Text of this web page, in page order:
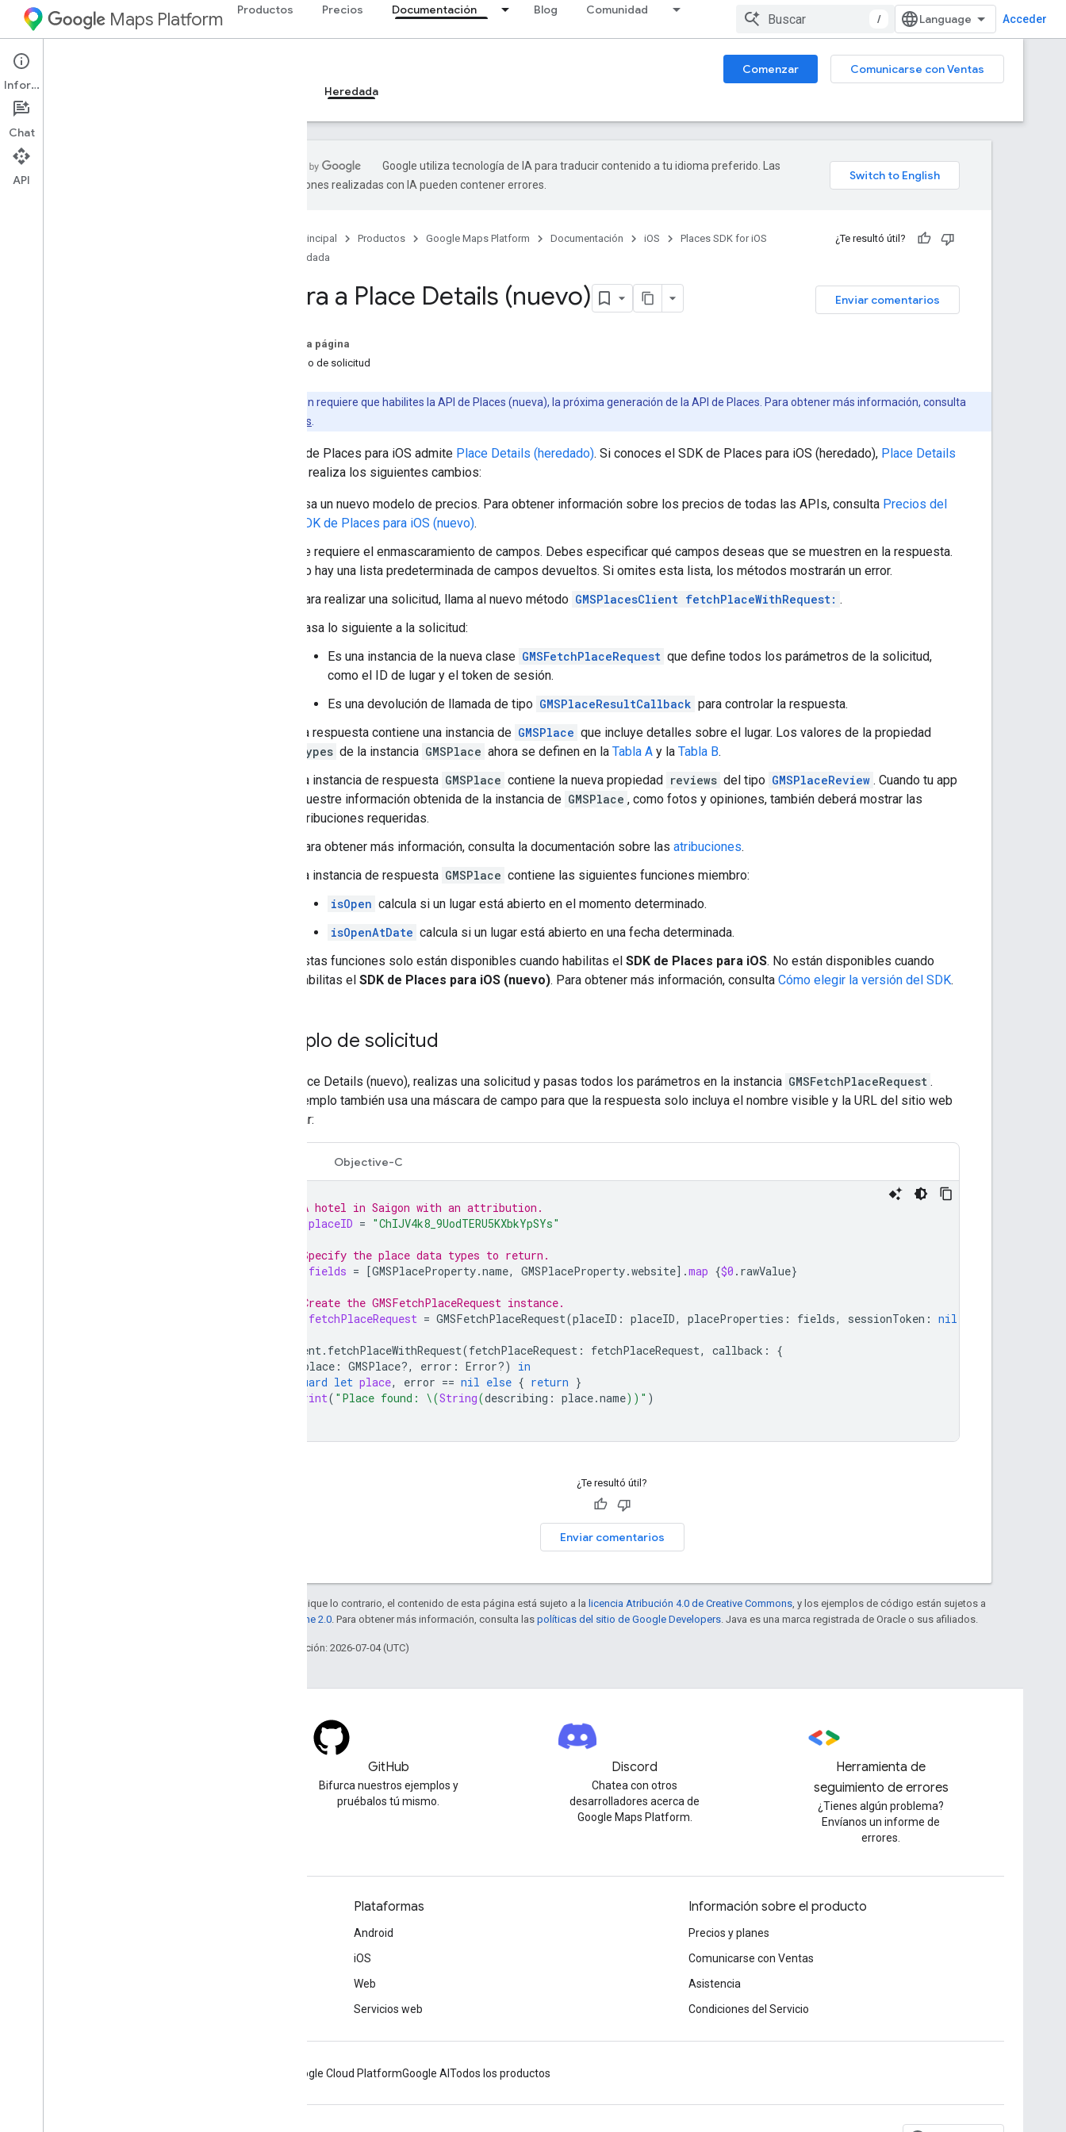
Maps Platform Productos Precios Documentación Blog Comunidad
/ Acceder
iOS Comenzar
Comunicarse con Ventas
Guías
Heredada
Google utiliza tecnología de IA para traducir contenido a tu idioma preferido. Las
traducciones realizadas con IA pueden contener errores.
Página principal Productos Google Maps Platform Documentación iOS
Places SDK for iOS
Heredada
¿Te resultó útil?
Enviar comentarios
Migra a Place Details (nuevo)
En esta página
Ejemplo de solicitud
Esta función requiere que habilites la API de Places (nueva), la próxima generación de la API de Places. Para obtener más información, consulta
Habilita las APIs
El SDK de Places para iOS admite Place Details (heredado). Si conoces el SDK de Places para iOS (heredado), Place Details
realiza los siguientes cambios:
Usa un nuevo modelo de precios. Para obtener información sobre los precios de todas las APIs, consulta Precios del
SDK de Places para iOS (nuevo).
Se requiere el enmascaramiento de campos. Debes especificar qué campos deseas que se muestren en la respuesta.
No hay una lista predeterminada de campos devueltos. Si omites esta lista, los métodos mostrarán un error.
Para realizar una solicitud, llama al nuevo método GMSPlacesClient fetchPlaceWithRequest: .
Pasa lo siguiente a la solicitud:
Es una instancia de la nueva clase GMSFetchPlaceRequest que define todos los parámetros de la solicitud,
como el ID de lugar y el token de sesión.
Es una devolución de llamada de tipo GMSPlaceResultCallback para controlar la respuesta.
La respuesta contiene una instancia de GMSPlace que incluye detalles sobre el lugar. Los valores de la propiedad
types de la instancia GMSPlace ahora se definen en la Tabla A y la Tabla B.
La instancia de respuesta GMSPlace contiene la nueva propiedad reviews del tipo GMSPlaceReview . Cuando tu app
muestre información obtenida de la instancia de GMSPlace , como fotos y opiniones, también deberá mostrar las
atribuciones requeridas.
Para obtener más información, consulta la documentación sobre las atribuciones.
La instancia de respuesta GMSPlace contiene las siguientes funciones miembro:
isOpen calcula si un lugar está abierto en el momento determinado.
isOpenAtDate calcula si un lugar está abierto en una fecha determinada.
Estas funciones solo están disponibles cuando habilitas el SDK de Places para iOS. No están disponibles cuando
habilitas el SDK de Places para iOS (nuevo). Para obtener más información, consulta Cómo elegir la versión del SDK.
Ejemplo de solicitud
Con Place Details (nuevo), realizas una solicitud y pasas todos los parámetros en la instancia GMSFetchPlaceRequest .
Este ejemplo también usa una máscara de campo para que la respuesta solo incluya el nombre visible y la URL del sitio web
del lugar:
Objective-C
// A hotel in Saigon with an attribution.
placeID = "ChIJV4k8_9UodTERU5KXbkYpSYs"
// Specify the place data types to return.
fields = [GMSPlaceProperty.name, GMSPlaceProperty.website].map {$0 . rawValue}
// Create the GMSFetchPlaceRequest instance.
fetchPlaceRequest = GMSFetchPlaceRequest(placeID : placeID, placeProperties : fields, sessionToken : nil
client. fetchPlaceWithRequest(fetchPlaceRequest : fetchPlaceRequest, callback :
{
place : GMSPlace?, error : Error?)
in
guard let place, error == nil else { return }
print( "Place found: \(String(describing : place.name)) " )
¿Te resultó útil?
Enviar comentarios
Salvo que se indique lo contrario, el contenido de esta página está sujeto a la licencia Atribución 4.0 de Creative Commons , y los ejemplos de código están sujetos a
licencia Apache 2.0 . Para obtener más información, consulta las políticas del sitio de Google Developers . Java es una marca registrada de Oracle o sus afiliados.
Última actualización: 2026-07-04 (UTC)
GitHub
Bifurca nuestros ejemplos y
pruébalos tú mismo.
Discord
Chatea con otros
desarrolladores acerca de
Google Maps Platform.
Herramienta de
seguimiento de errores
¿Tienes algún problema?
Envíanos un informe de
errores.
Plataformas
Android
iOS
Web
Servicios web
Información sobre el producto
Precios y planes
Comunicarse con Ventas
Asistencia
Condiciones del Servicio
Google Cloud PlatformGoogle AI Todos los productos
Información
Chat
API